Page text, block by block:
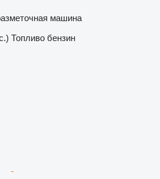
машина
Топливо бензин